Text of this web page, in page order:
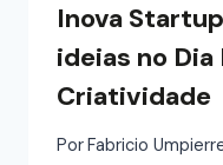
Inova
ideias no
Criatividade
PorFabricio